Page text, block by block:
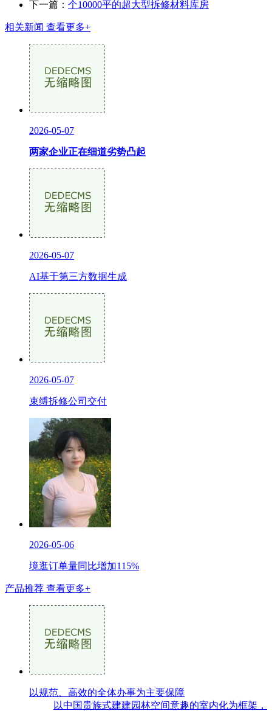
下一篇： 个10000平的超大型拆修材料库房
相关新闻 查看更多+
2026-05-07
两家企业正在细道劣势凸起
2026-05-07
AI基于第三方数据生成
2026-05-07
束缚拆修公司交付
2026-05-06
境逛订单量同比增加115%
产品推荐 查看更多+
以规范、高效的全体办事为主要保障
以中国贵族式建建园林空间意趣的室内化为框架，